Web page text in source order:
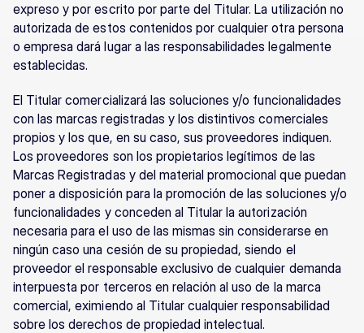
expreso y por escrito por parte del Titular. La utilización no
autorizada de estos contenidos por cualquier otra persona
o empresa dará lugar a las responsabilidades legalmente
establecidas.
El Titular comercializará las soluciones y/o funcionalidades
con las marcas registradas y los distintivos comerciales
propios y los que, en su caso, sus proveedores indiquen.
Los proveedores son los propietarios legítimos de las
Marcas Registradas y del material promocional que puedan
poner a disposición para la promoción de las soluciones y/o
funcionalidades y conceden al Titular la autorización
necesaria para el uso de las mismas sin considerarse en
ningún caso una cesión de su propiedad, siendo el
proveedor el responsable exclusivo de cualquier demanda
interpuesta por terceros en relación al uso de la marca
comercial, eximiendo al Titular cualquier responsabilidad
sobre los derechos de propiedad intelectual.